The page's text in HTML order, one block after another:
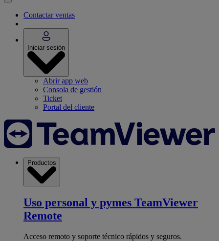
Contactar ventas
Iniciar sesión
Abrir app web
Consola de gestión
Ticket
Portal del cliente
Productos
Uso personal y pymes TeamViewer
Remote
Acceso remoto y soporte técnico rápidos y seguros.